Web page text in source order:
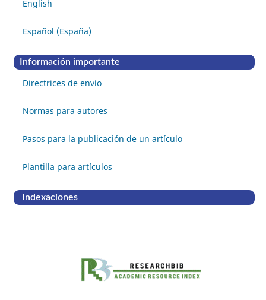
English
Español (España)
Información importante
Directrices de envío
Normas para autores
Pasos para la publicación de un artículo
Plantilla para artículos
Indexaciones